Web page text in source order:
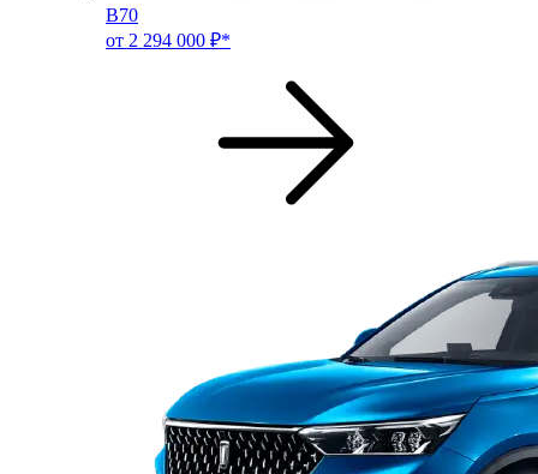
B70
от 2 294 000 ₽*